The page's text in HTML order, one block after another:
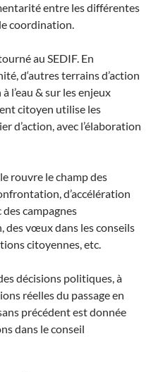
entre les différentes
coordination.
au SEDIF. En
d‘autresterrains d’action
l’eau & sur les enjeux
citoyen utilise les
d’action, avec l’élaboration
rouvre le champ des
d’accélération
campagnes
des vœux dans les conseils
citoyennes, etc.
décisions politiques, à
réelles du passage en
précédent est donnée
dans le conseil